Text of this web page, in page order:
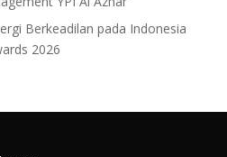
Berkeadilan pada Indonesia
2026